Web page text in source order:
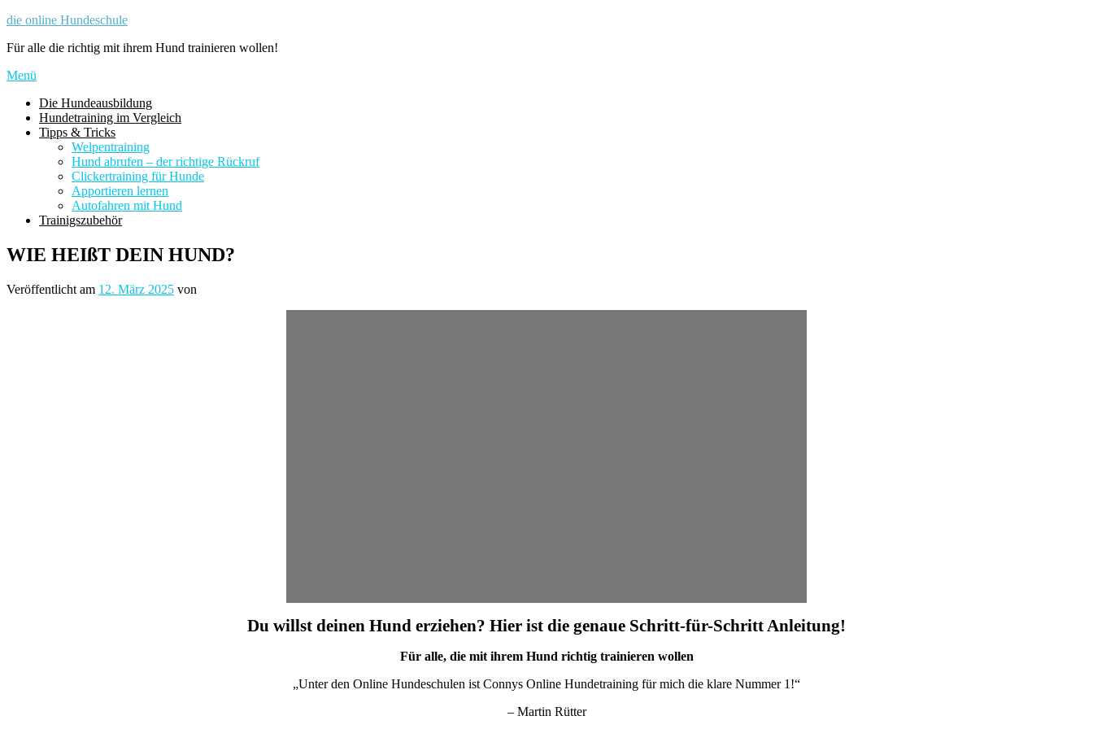
Zum
springen
die online Hundeschule
Für alle die richtig mit ihrem Hund trainieren wollen!
Menü
Die Hundeausbildung
Hundetraining im Vergleich
Tipps & Tricks
Welpentraining
Hund abrufen – der richtige Rückruf
Clickertraining für Hunde
Apportieren lernen
Autofahren mit Hund
Trainigszubehör
WIE HEIßT DEIN HUND?
Veröffentlicht am 12. März 2025 von
Du willst deinen Hund erziehen? Hier ist die genaue Schritt-für-Schritt Anleitung!
Für alle, die mit ihrem Hund richtig trainieren wollen
„Unter den Online Hundeschulen ist Connys Online Hundetraining für mich die klare Nummer 1!“
– Martin Rütter